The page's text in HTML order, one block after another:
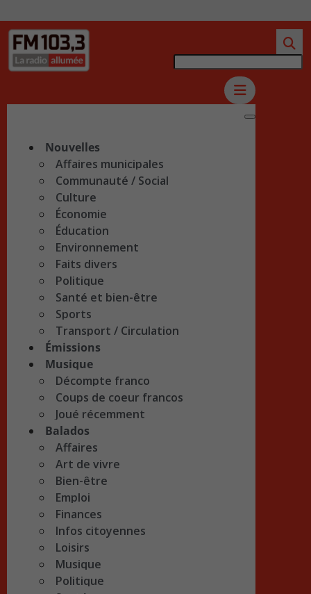
Nouvelles
Affaires municipales
Communauté / Social
Culture
Économie
Éducation
Environnement
Faits divers
Politique
Santé et bien-être
Sports
Transport / Circulation
Émissions
Musique
Décompte franco
Coups de coeur francos
Joué récemment
Balados
Affaires
Art de vivre
Bien-être
Emploi
Finances
Infos citoyennes
Loisirs
Musique
Politique